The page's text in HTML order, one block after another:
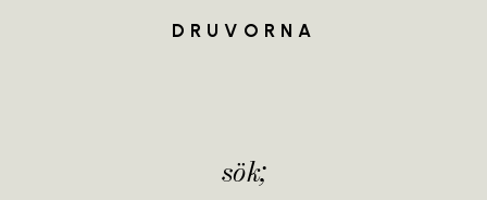
sök;
DRUVORNA